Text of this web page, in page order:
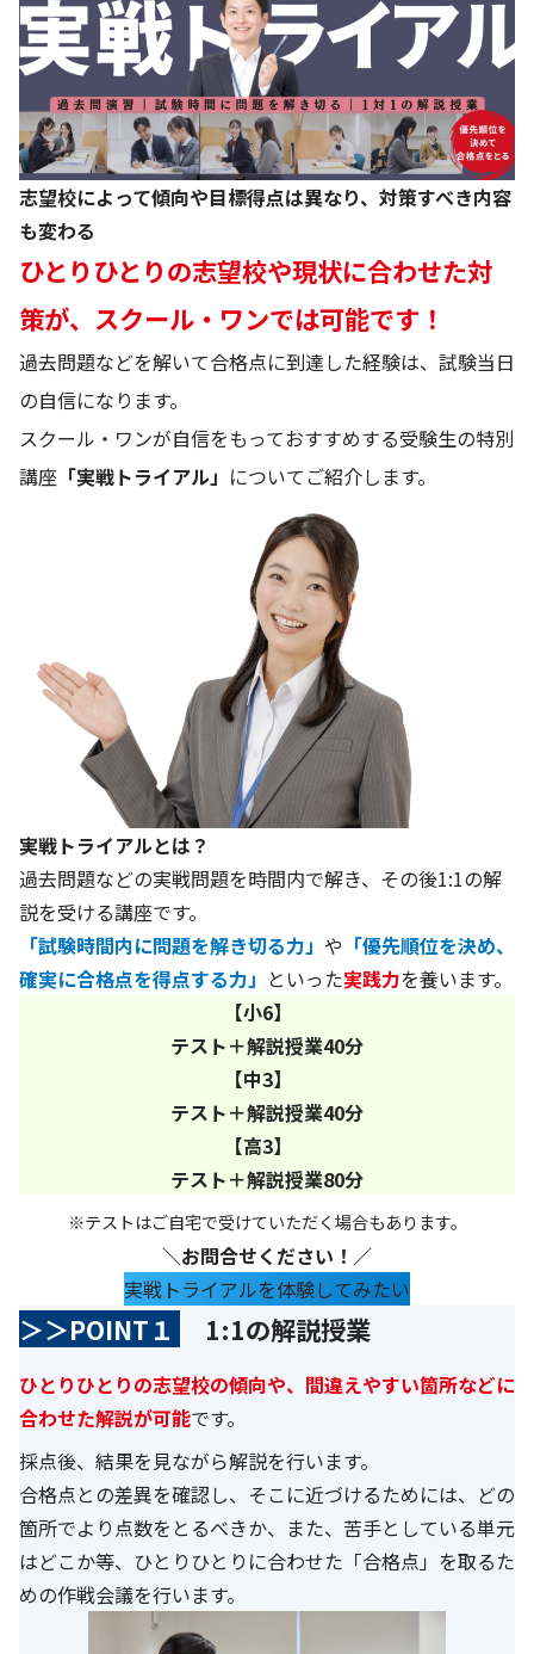
志望校によって傾向や目標得点は異なり、対策すべき内容
も変わる
ひとりひとりの志望校や現状に合わせた対
策が、スクール・ワンでは可能です！
過去問題などを解いて合格点に到達した経験は、試験当日
の自信になります。
スクール・ワンが自信をもっておすすめする受験生の特別
講座 「実戦トライアル」 についてご紹介します。
実戦トライアルとは？
過去問題などの実戦問題を時間内で解き、その後1:1の解
説を受ける講座です。
「試験時間内に問題を解き切る力」 や 「優先順位を決め、
確実に合格点を得点する力」 といった実践力を養います。
【小6】
テスト＋解説授業40分
【中3】
テスト＋解説授業40分
【高3】
テスト＋解説授業80分
※テストはご自宅で受けていただく場合もあります。
＼お問合せください！／
実戦トライアルを体験してみたい
＞＞POINT１ 1:1の解説授業
ひとりひとりの志望校の傾向や、間違えやすい箇所などに
合わせた解説が可能です。
採点後、結果を見ながら解説を行います。
合格点との差異を確認し、そこに近づけるためには、どの
箇所でより点数をとるべきか、また、苦手としている単元
はどこか等、ひとりひとりに合わせた「合格点」を取るた
めの作戦会議を行います。